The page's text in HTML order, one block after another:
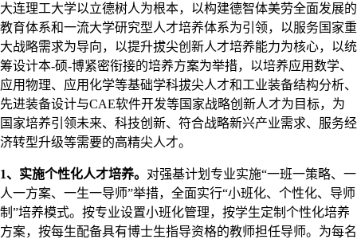
大连理工大学以立德树人为根本，以构建德智体美劳全面发展的
教育体系和一流大学研究型人才培养体系为引领，以服务国家重
大战略需求为导向，以提升拔尖创新人才培养能力为核心，以统
筹设计本-硕-博紧密衔接的培养方案为举措，以培养应用数学、
应用物理、应用化学等基础学科拔尖人才和工业装备结构分析、
先进装备设计与CAE软件开发等国家战略创新人才为目标，为
国家培养引领未来、科技创新、符合战略新兴产业需求、服务经
济转型升级等需要的高精尖人才。
1、实施个性化人才培养。 对强基计划专业实施“一班一策略、一
人一方案、一生一导师”举措，全面实行“小班化、个性化、导师
制”培养模式。按专业设置小班化管理，按学生定制个性化培养
方案，按每生配备具有博士生指导资格的教师担任导师。为每名